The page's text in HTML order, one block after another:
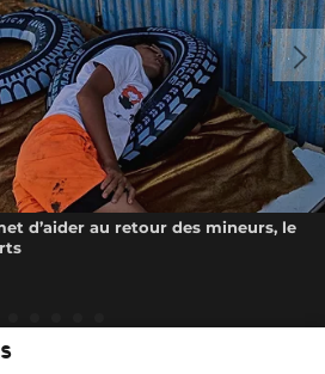
d’aider au retour des mineurs, le